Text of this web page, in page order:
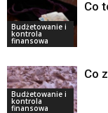
Budżetowanie i
kontrola
finansowa
Co
Budżetowanie i
kontrola
finansowa
Co